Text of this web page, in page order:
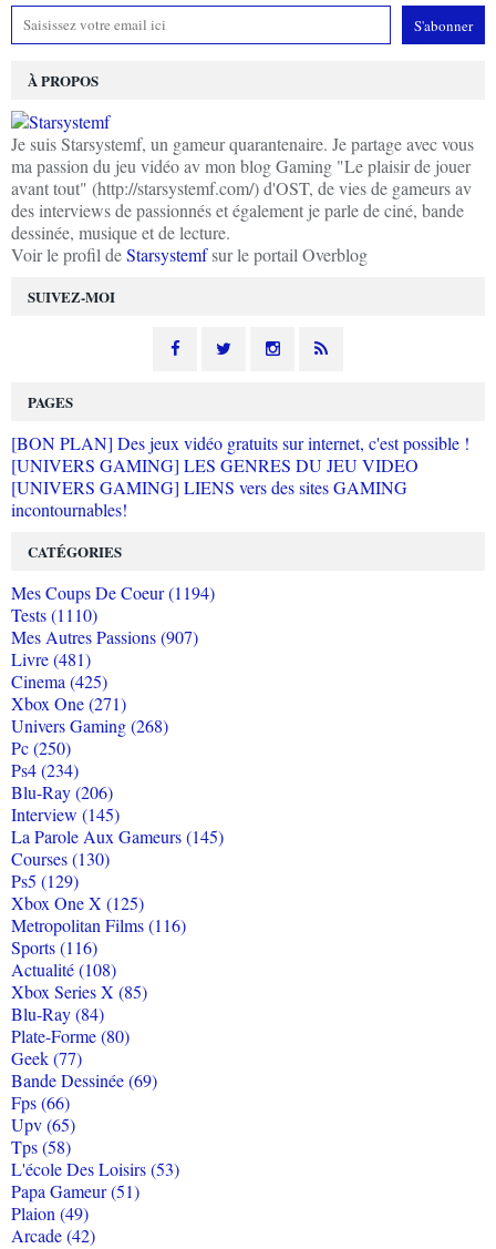
SUIVEZ-MOI
À PROPOS
Je suis Starsystemf, un gameur quarantenaire. Je partage avec vous
ma passion du jeu vidéo av mon blog Gaming "Le plaisir de jouer
avant tout" (http://starsystemf.com/) d'OST, de vies de gameurs av
des interviews de passionnés et également je parle de ciné, bande
dessinée, musique et de lecture.
Voir le profil deStarsystemfsur le portail Overblog
PAGES
[BON PLAN] Des jeux vidéo gratuits sur internet, c'est possible !
[UNIVERS GAMING] LES GENRES DU JEU VIDEO
[UNIVERS GAMING] LIENS vers des sites GAMING
incontournables!
CATÉGORIES
Mes Coups De Coeur (1194)
Tests (1110)
Mes Autres Passions (907)
Livre (481)
Cinema (425)
Xbox One (271)
Univers Gaming (268)
Pc (250)
Ps4 (234)
Blu-Ray (206)
Interview (145)
La Parole Aux Gameurs (145)
Courses (130)
Ps5 (129)
Xbox One X (125)
Metropolitan Films (116)
Sports (116)
Actualité (108)
Xbox Series X (85)
Blu-Ray (84)
Plate-Forme (80)
Geek (77)
Bande Dessinée (69)
Fps (66)
Upv (65)
Tps (58)
L'école Des Loisirs (53)
Papa Gameur (51)
Plaion (49)
Arcade (42)